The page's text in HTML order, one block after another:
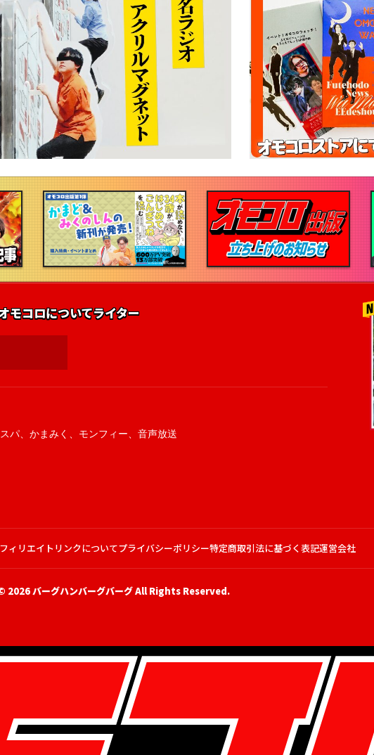
モコロについてライター
パ、 かまみく 、 モンフィー、 音声放送
ィリエイトリンクについてプライバシーポリシー特定商取引法に基づく表記運営会社
2026バーグハンバーグバーグAll Rights Reserved.